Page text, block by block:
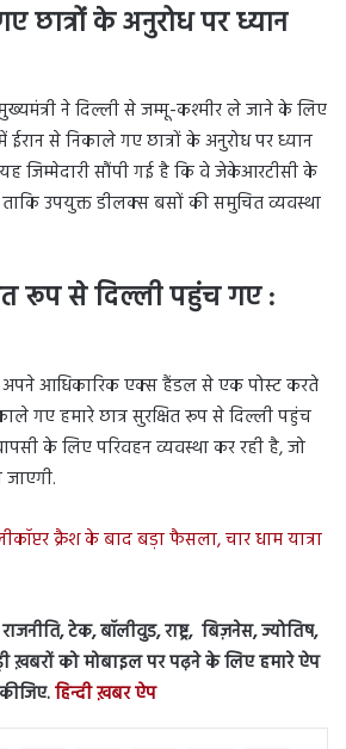
छात्रों के अनुरोध पर ध्यान
ने दिल्ली से जम्मू-कश्मीर ले जाने के लिए
से निकाले गए छात्रों के अनुरोध पर ध्यान
यह जिम्मेदारी सौंपी गई है कि वे जेकेआरटीसी के
उपयुक्त डीलक्स बसों की समुचित व्यवस्था
रूप से दिल्ली पहुंच गए :
अपने आधिकारिक एक्स हैंडल से एक पोस्ट करते
गए हमारे छात्र सुरक्षित रूप से दिल्ली पहुंच
के लिए परिवहन व्यवस्था कर रही है, जो
क्रैश के बाद बड़ा फैसला, चार धाम यात्रा
टेक, बॉलीवुड, राष्ट्र, बिज़नेस, ज्योतिष,
ख़बरों को मोबाइल पर पढ़ने के लिए हमारे ऐप
हिन्दी ख़बर ऐप